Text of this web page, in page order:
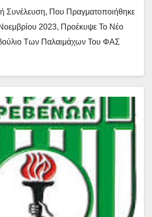
Συνέλευση, Που Πραγματοποιήθηκε
2023, Προέκυψε Το Νέο
Των Παλαιμάχων Του ΦΑΣ